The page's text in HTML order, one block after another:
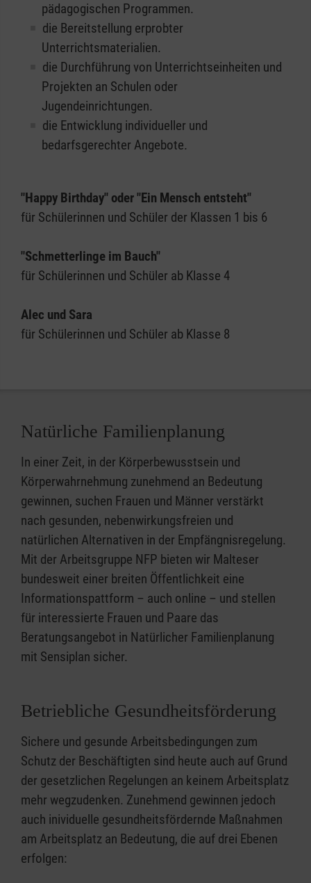
pädagogischen Programmen.
die Bereitstellung erprobter
Unterrichtsmaterialien.
die Durchführung von Unterrichtseinheiten und
Projekten an Schulen oder
Jugendeinrichtungen.
die Entwicklung individueller und
bedarfsgerechter Angebote.
"Happy Birthday" oder "Ein Mensch entsteht"
für Schülerinnen und Schüler der Klassen 1 bis 6
"Schmetterlinge im Bauch"
für Schülerinnen und Schüler ab Klasse 4
Alec und Sara
für Schülerinnen und Schüler ab Klasse 8
Natürliche Familienplanung
In einer Zeit, in der Körperbewusstsein und
Körperwahrnehmung zunehmend an Bedeutung
gewinnen, suchen Frauen und Männer verstärkt
nach gesunden, nebenwirkungsfreien und
natürlichen Alternativen in der Empfängnisregelung.
Mit der Arbeitsgruppe NFP bieten wir Malteser
bundesweit einer breiten Öffentlichkeit eine
Informationspattform – auch online – und stellen
für interessierte Frauen und Paare das
Beratungsangebot in Natürlicher Familienplanung
mit Sensiplan sicher.
Betriebliche Gesundheitsförderung
Sichere und gesunde Arbeitsbedingungen zum
Schutz der Beschäftigten sind heute auch auf Grund
der gesetzlichen Regelungen an keinem Arbeitsplatz
mehr wegzudenken. Zunehmend gewinnen jedoch
auch inividuelle gesundheitsfördernde Maßnahmen
am Arbeitsplatz an Bedeutung, die auf drei Ebenen
erfolgen: